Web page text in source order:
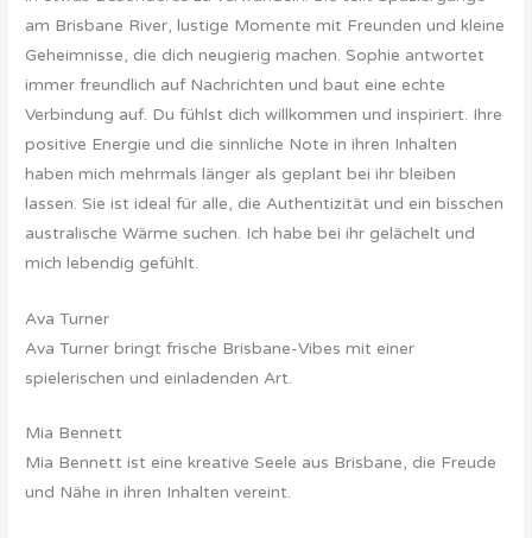
am Brisbane River, lustige Momente mit Freunden und kleine
Geheimnisse, die dich neugierig machen. Sophie antwortet
immer freundlich auf Nachrichten und baut eine echte
Verbindung auf. Du fühlst dich willkommen und inspiriert. Ihre
positive Energie und die sinnliche Note in ihren Inhalten
haben mich mehrmals länger als geplant bei ihr bleiben
lassen. Sie ist ideal für alle, die Authentizität und ein bisschen
australische Wärme suchen. Ich habe bei ihr gelächelt und
mich lebendig gefühlt.
Ava Turner
Ava Turner bringt frische Brisbane-Vibes mit einer
spielerischen und einladenden Art.
Mia Bennett
Mia Bennett ist eine kreative Seele aus Brisbane, die Freude
und Nähe in ihren Inhalten vereint.